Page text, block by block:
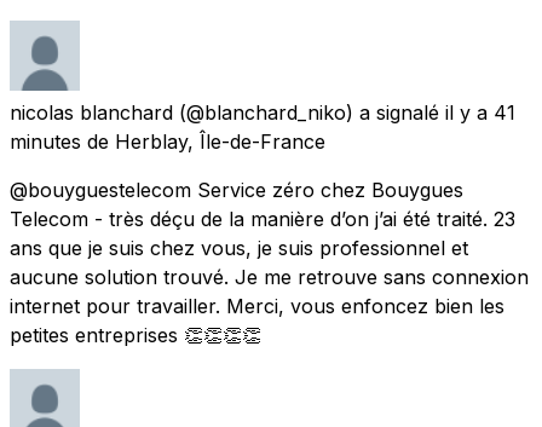
nicolas blanchard (@blanchard_niko) a signalé il y a 41
minutes de Herblay, Île-de-France
@bouyguestelecom Service zéro chez Bouygues
Telecom - très déçu de la manière d’on j’ai été traité. 23
ans que je suis chez vous, je suis professionnel et
aucune solution trouvé. Je me retrouve sans connexion
internet pour travailler. Merci, vous enfoncez bien les
petites entreprises 👏👏👏👏